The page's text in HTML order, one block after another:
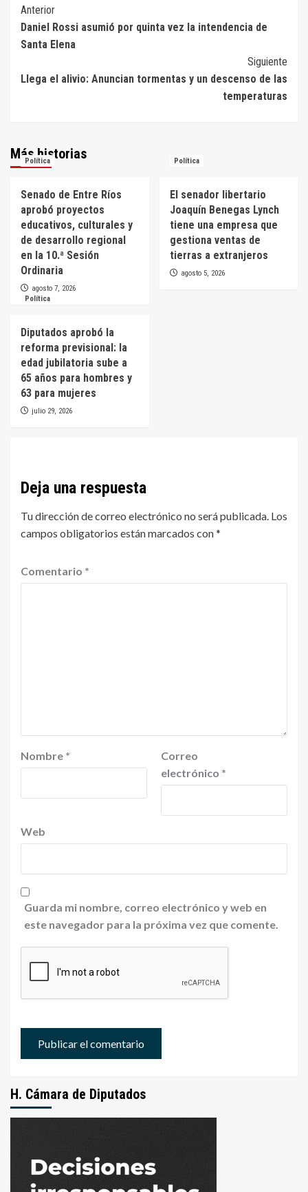
Navegación
de
Anterior
Daniel Rossi asumió por quinta vez la intendencia de
Santa Elena
Siguiente
Llega el alivio: Anuncian tormentas y un descenso de las
temperaturas
Más historias
Política
Senado de Entre Ríos
aprobó proyectos
educativos, culturales y
de desarrollo regional
en la 10.ª Sesión
Ordinaria
agosto 7, 2026
Política
El senador libertario
Joaquín Benegas Lynch
tiene una empresa que
gestiona ventas de
tierras a extranjeros
agosto 5, 2026
Política
Diputados aprobó la
reforma previsional: la
edad jubilatoria sube a
65 años para hombres y
63 para mujeres
julio 29, 2026
Deja una respuesta
Tu dirección de correo electrónico no será publicada. Los
campos obligatorios están marcados con*
Comentario *
Nombre *
Correo
electrónico *
Web
Guarda mi nombre, correo electrónico y web en
este navegador para la próxima vez que comente.
H. Cámara de Diputados